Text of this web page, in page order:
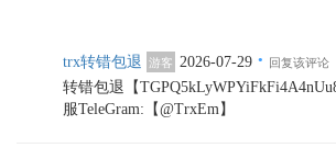
trx转错包退 游客 2026-07-29 · 回复该评论
转错包退【
服TeleGram:【@TrxEm】